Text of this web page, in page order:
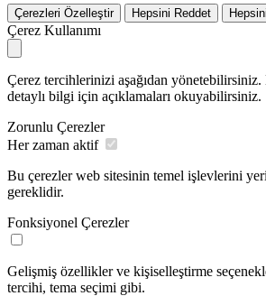
Çerezleri Özelleştir Hepsini Reddet
Çerez Kullanımı
Çerez tercihlerinizi aşağıdan yönetebilirsiniz.
detaylı bilgi için açıklamaları okuyabilirsiniz.
Zorunlu Çerezler
Her zaman aktif
Bu çerezler web sitesinin temel işlevlerini
gereklidir.
Fonksiyonel Çerezler
Gelişmiş özellikler ve kişiselleştirme
tercihi, tema seçimi gibi.